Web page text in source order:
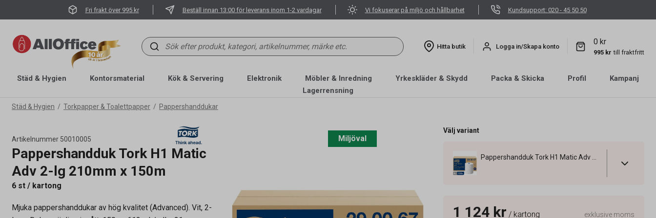
Fri frakt över 995 kr Beställ innan 13:00 för leverans inom 1-2 vardagar Vi fokuserar på miljö och hållbarhet Kundsupport: 020 - 45 50 50
Hitta butik Logga in/Skapa konto
0 kr
995 kr till fraktfritt
Städ & Hygien Kontorsmaterial Kök & Servering Elektronik Möbler & Inredning Yrkeskläder & Skydd Packa & Skicka Profil
Kampanj
Lagerrensning
Städ & Hygien Torkpapper & Toalettpapper Pappershanddukar
Artikelnummer 50010005
Pappershandduk Tork H1 Matic
Adv 2-lg 210mm x 150m
6 st / kartong
Mjuka pappershanddukar av hög kvalitet (Advanced). Vit, 2-
Miljöval
Välj variant
1 124 kr / kartong exklusive moms